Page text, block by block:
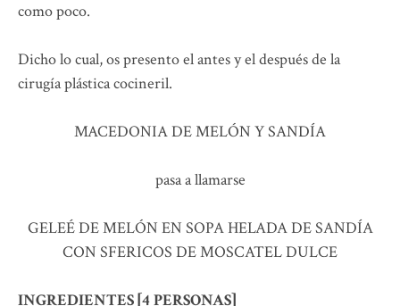
como poco.
Dicho lo cual, os presento el antes y el después de la
cirugía plástica cocineril.
MACEDONIA DE MELÓN Y SANDÍA
pasa a llamarse
GELEÉ DE MELÓN EN SOPA HELADA DE SANDÍA
CON SFERICOS DE MOSCATEL DULCE
INGREDIENTES [4 PERSONAS]